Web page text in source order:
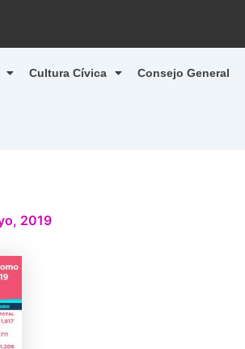
Cultura Cívica Consejo General
2019